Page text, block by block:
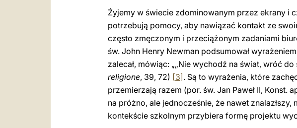
Żyjemy w świecie zdominowanym przez ekrany
potrzebują pomocy, aby nawiązać kontakt ze
często zmęczonym i przeciążonym zadaniami
św. John Henry Newman podsumował
zalecał, mówiąc: „„Nie wychodź na świat, wróć
religione, 39, 72) [3] . Są to wyrażenia, które
przemierzają razem (por. św. Jan Paweł II, Konst.
na próżno, ale jednocześnie, że nawet
kontekście szkolnym przybiera formę projektu